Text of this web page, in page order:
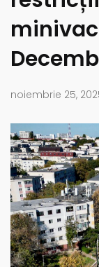
noiembrie 25,